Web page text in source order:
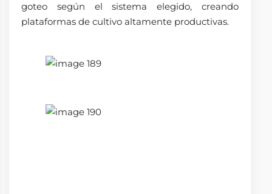
goteo según el sistema elegido, creando
plataformas de cultivo altamente productivas.